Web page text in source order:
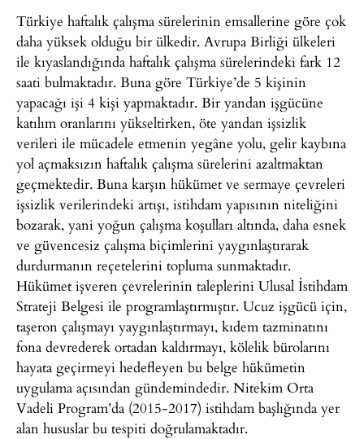
Türkiye haftalık çalışma sürelerinin emsallerine göre çok
daha yüksek olduğu bir ülkedir. Avrupa Birliği ülkeleri
ile kıyaslandığında haftalık çalışma sürelerindeki fark 12
saati bulmaktadır. Buna göre Türkiye’de 5 kişinin
yapacağı işi 4 kişi yapmaktadır. Bir yandan işgücüne
katılım oranlarını yükseltirken, öte yandan işsizlik
verileri ile mücadele etmenin yegâne yolu, gelir kaybına
yol açmaksızın haftalık çalışma sürelerini azaltmaktan
geçmektedir. Buna karşın hükümet ve sermaye çevreleri
işsizlik verilerindeki artışı, istihdam yapısının niteliğini
bozarak, yani yoğun çalışma koşulları altında, daha esnek
ve güvencesiz çalışma biçimlerini yaygınlaştırarak
durdurmanın reçetelerini topluma sunmaktadır.
Hükümet işveren çevrelerinin taleplerini Ulusal İstihdam
Strateji Belgesi ile programlaştırmıştır. Ucuz işgücü için,
taşeron çalışmayı yaygınlaştırmayı, kıdem tazminatını
fona devrederek ortadan kaldırmayı, kölelik bürolarını
hayata geçirmeyi hedefleyen bu belge hükümetin
uygulama açısından gündemindedir. Nitekim Orta
Vadeli Program’da (2015-2017) istihdam başlığında yer
alan hususlar bu tespiti doğrulamaktadır.